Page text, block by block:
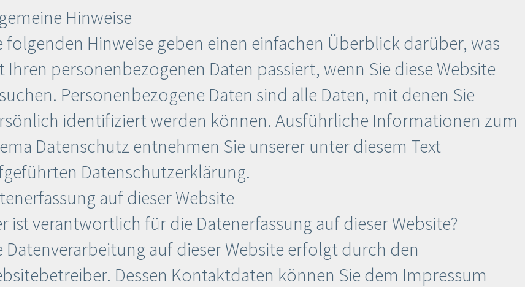
Hinweise
folgenden Hinweise geben einen einfachen Überblick darüber, was
Ihren personenbezogenen Daten passiert, wenn Sie diese Website
Personenbezogene Daten sind alle Daten, mit denen Sie
identifiziert werden können. Ausführliche Informationen zum
Datenschutz entnehmen Sie unserer unter diesem Text
Datenschutzerklärung.
auf dieser Website
ist verantwortlich für die Datenerfassung auf dieser Website?
Datenverarbeitung auf dieser Website erfolgt durch den
Dessen Kontaktdaten können Sie dem Impressum